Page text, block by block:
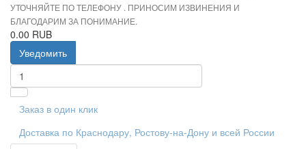
УТОЧНЯЙТЕ ПО ТЕЛЕФОНУ . ПРИНОСИМ ИЗВИНЕНИЯ И
БЛАГОДАРИМ ЗА ПОНИМАНИЕ.
0.00 RUB
Уведомить
Заказ в один клик
Доставка по Краснодару, Ростову-на-Дону и всей России